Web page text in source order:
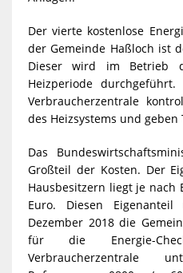
Der vierte kostenlose
der Gemeinde Haßloch ist
Dieser wird im Betrieb
Heizperiode
Verbraucherzentrale
des Heizsystems und
Das
Großteil der Kosten. Der
Hausbesitzern liegt je nach
Euro. Diesen
Dezember 2018 die
für die Energie-
Verbraucherzentrale